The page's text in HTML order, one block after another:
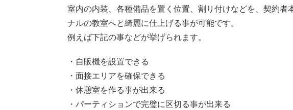
室内の内装、各種備品を置く位置、割り付けなどを、契約
ナルの教室へと綺麗に仕上げる事が可能です。
例えば下記の事などが挙げられます。
・自販機を設置できる
・面接エリアを確保できる
・休憩室を作る事が出来る
・パーティションで完璧に区切る事が出来る